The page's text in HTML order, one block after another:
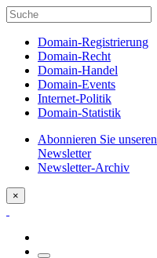
Domain-Registrierung
Domain-Recht
Domain-Handel
Domain-Events
Internet-Politik
Domain-Statistik
Abonnieren Sie unseren
Newsletter
Newsletter-Archiv
×